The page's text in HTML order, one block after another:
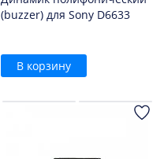
(buzzer) для Sony D6633
В корзину